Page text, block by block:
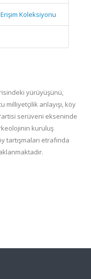
Erişim Koleksiyonu
yürüyüşünü,
milliyetçilik anlayışı, köy
serüveni ekseninde
kuruluş
tartışmaları etrafında